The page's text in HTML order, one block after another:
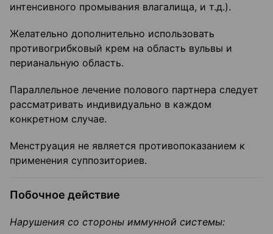
интенсивного промывания влагалища, и т.д.).
Желательно дополнительно использовать
противогрибковый крем на область вульвы и
перианальную область.
Параллельное лечение полового партнера следует
рассматривать индивидуально в каждом
конкретном случае.
Менструация не является противопоказанием к
применения суппозиториев.
Побочное действие
Нарушения со стороны иммунной системы: